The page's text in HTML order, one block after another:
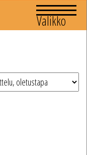
Valikko